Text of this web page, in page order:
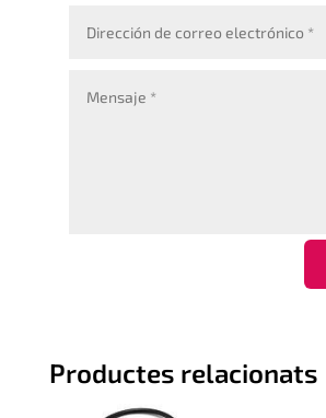
Productes relacionats